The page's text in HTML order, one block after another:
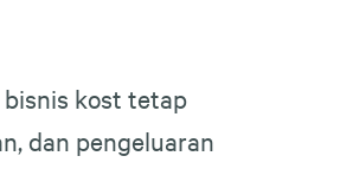
kost tetap
dan pengeluaran